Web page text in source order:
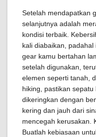
Setelah mendapatkan
selanjutnya adalah
kondisi terbaik.
kali diabaikan,
gear kamu bertahan
setelah digunakan,
elemen seperti tanah,
hiking, pastikan
dikeringkan dengan
kering dan jauh dari
mencegah kerusakan.
Buatlah kebiasaan